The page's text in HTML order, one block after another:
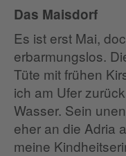
Das Maisdorf
Es ist erst Mai,
erbarmungslos.
Tüte mit frühen
ich am Ufer
Wasser. Sein
eher an die Adria
meine